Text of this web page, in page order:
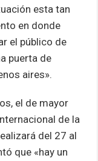
esta tan
en donde
el público de
puerta de
aires».
el de mayor
de la
del 27 al
que «hay un